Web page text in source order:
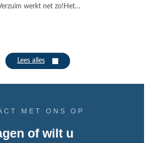
werkt net zo!Het…
Lees alles
MET ONS OP
of wilt u